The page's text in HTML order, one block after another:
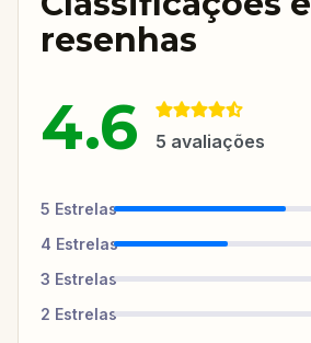
resenhas
4.6 5 avaliações
5 Estrelas
4 Estrelas
3 Estrelas
2 Estrelas